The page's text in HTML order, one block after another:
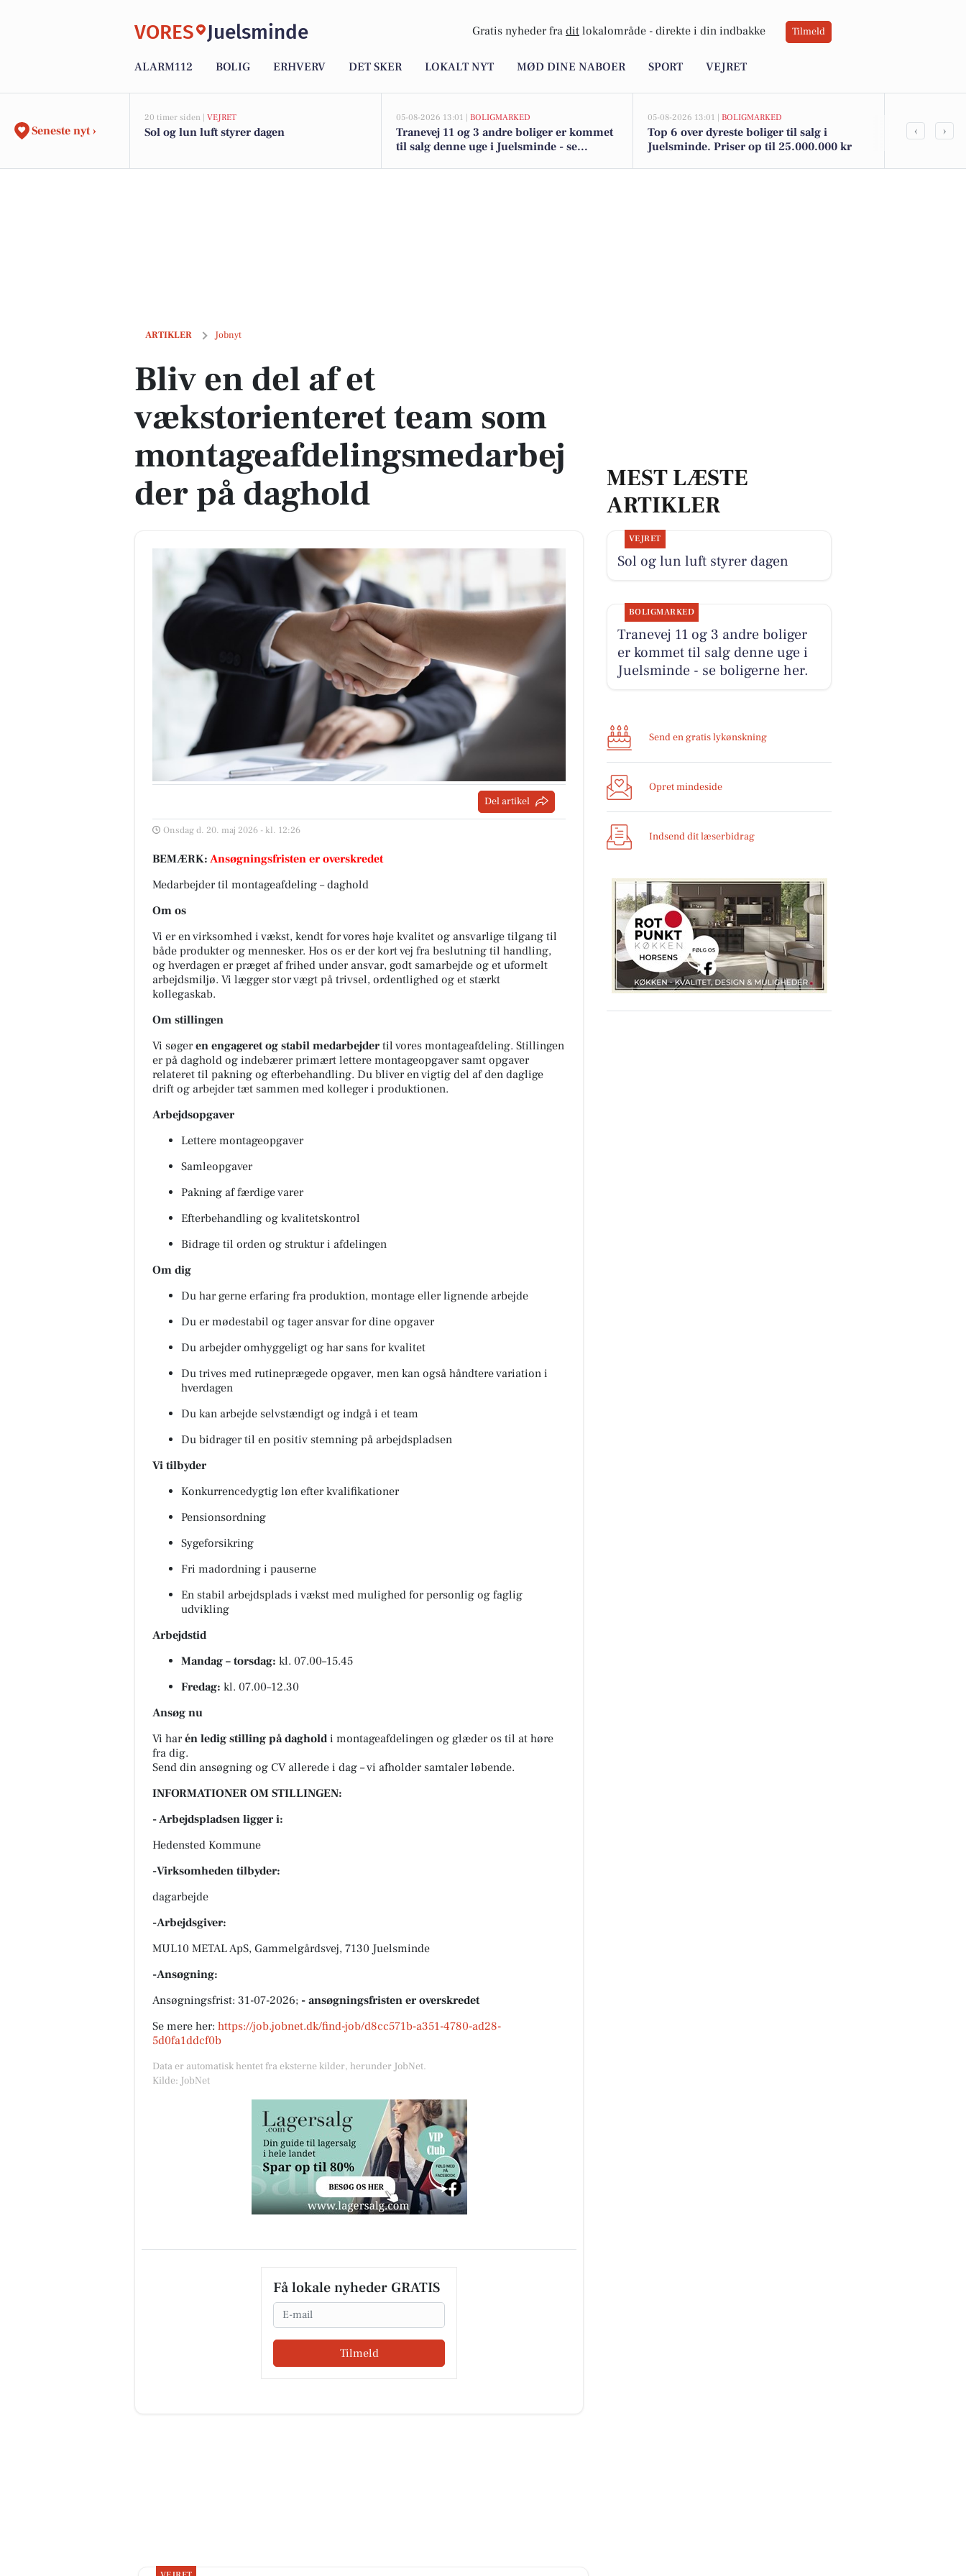
VORES Juelsminde Gratis nyheder fra dit lokalområde - direkte i din indbakke Tilmeld
ALARM112 BOLIG ERHVERV DET SKER LOKALT NYT MØD DINE NABOER SPORT VEJRET
Seneste nyt ›
20 timer siden | VEJRET
Sol og lun luft styrer dagen
05-08-2026 13:01 | BOLIGMARKED
Tranevej 11 og 3 andre boliger er kommet
til salg denne uge i Juelsminde - se
05-08-2026 13:01 | BOLIGMARKED
Top 6 over dyreste boliger til salg i
Juelsminde. Priser op til 25.000.000 kr
Oplev
‹ ›
ARTIKLER Jobnyt
Bliv en del af et vækstorienteret team som montageafdelingsmedarbejder på daghold
Bliv en del af et
vækstorienteret team som
montageafdelingsmedarbej
der på daghold
Del artikel
Onsdag d. 20. maj 2026 - kl. 12:26
BEMÆRK: Ansøgningsfristen er overskredet
Medarbejder til montageafdeling – daghold
Om os
Vi er en virksomhed i vækst, kendt for vores høje kvalitet og ansvarlige tilgang til
både produkter og mennesker. Hos os er der kort vej fra beslutning til handling,
og hverdagen er præget af frihed under ansvar, godt samarbejde og et uformelt
arbejdsmiljø. Vi lægger stor vægt på trivsel, ordentlighed og et stærkt
kollegaskab.
Om stillingen
Vi søgeren engageret og stabil medarbejder til vores montageafdeling. Stillingen
er på daghold og indebærer primært lettere montageopgaver samt opgaver
relateret til pakning og efterbehandling. Du bliver en vigtig del af den daglige
drift og arbejder tæt sammen med kolleger i produktionen.
Arbejdsopgaver
Lettere montageopgaver
Samleopgaver
Pakning af færdige varer
Efterbehandling og kvalitetskontrol
Bidrage til orden og struktur i afdelingen
Om dig
Du har gerne erfaring fra produktion, montage eller lignende arbejde
Du er mødestabil og tager ansvar for dine opgaver
Du arbejder omhyggeligt og har sans for kvalitet
Du trives med rutineprægede opgaver, men kan også håndtere variation i
hverdagen
Du kan arbejde selvstændigt og indgå i et team
Du bidrager til en positiv stemning på arbejdspladsen
Vi tilbyder
Konkurrencedygtig løn efter kvalifikationer
Pensionsordning
Sygeforsikring
Fri madordning i pauserne
En stabil arbejdsplads i vækst med mulighed for personlig og faglig
udvikling
Arbejdstid
Mandag – torsdag: kl. 07.00–15.45
Fredag: kl. 07.00–12.30
Ansøg nu
Vi harén ledig stilling på daghold i montageafdelingen og glæder os til at høre
fra dig.
Send din ansøgning og CV allerede i dag – vi afholder samtaler løbende.
INFORMATIONER OM STILLINGEN:
- Arbejdspladsen ligger i:
Hedensted Kommune
-Virksomheden tilbyder:
dagarbejde
-Arbejdsgiver:
MUL10 METAL ApS, Gammelgårdsvej, 7130 Juelsminde
-Ansøgning:
Ansøgningsfrist: 31-07-2026; - ansøgningsfristen er overskredet
Se mere her: https://job.jobnet.dk/find-job/d8cc571b-a351-4780-ad28-
5d0fa1ddcf0b
Data er automatisk hentet fra eksterne kilder, herunder JobNet.
Kilde: JobNet
Få lokale nyheder GRATIS
Email
Tilmeld
MEST LÆSTE
ARTIKLER
VEJRET
Sol og lun luft styrer dagen
BOLIGMARKED
Tranevej 11 og 3 andre boliger
er kommet til salg denne uge i
Juelsminde - se boligerne her.
Send en gratis lykønskning
Opret mindeside
Indsend dit læserbidrag